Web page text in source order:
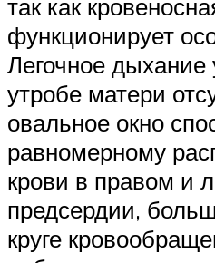
так как
функционирует
Легочное дыхание
утробе матери
овальное окно
равномерному
крови в правом и
предсердии,
круге